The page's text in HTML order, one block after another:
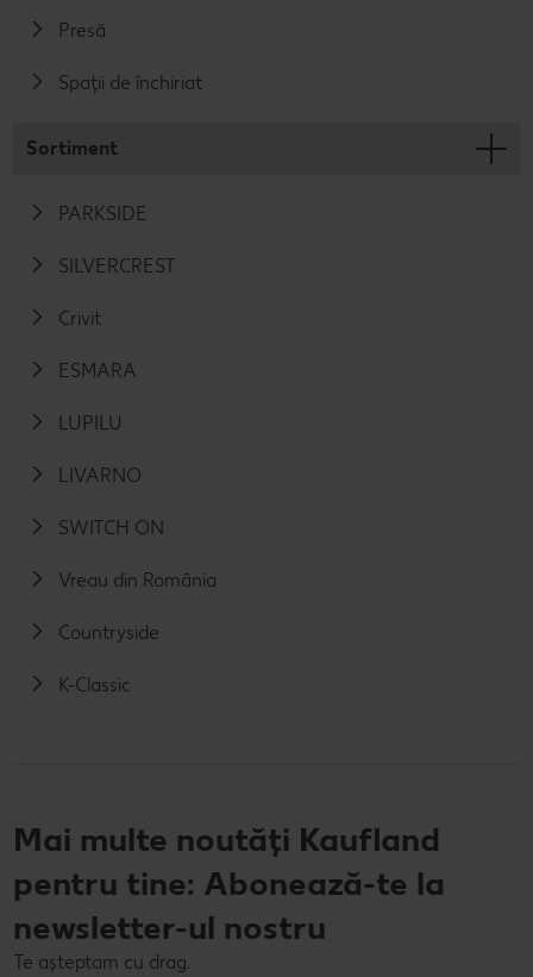
Presă
Spații de închiriat
Sortiment
PARKSIDE
SILVERCREST
Crivit
ESMARA
LUPILU
LIVARNO
SWITCH ON
Vreau din România
Countryside
K-Classic
Mai multe noutăți Kaufland
pentru tine: Abonează-te la
newsletter-ul nostru
Te așteptam cu drag.